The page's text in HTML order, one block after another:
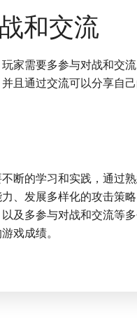
和交流
家需要多参与对战和交
且通过交流可以分享自
断的学习和实践，通过
、发展多样化的攻击策
及多参与对战和交流等
戏成绩。